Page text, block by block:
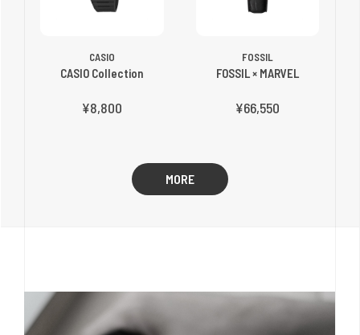
CASIO
CASIO Collection
¥8,800
FOSSIL
FOSSIL × MARVEL
¥66,550
MORE